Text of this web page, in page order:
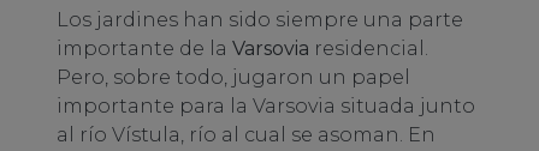
Los jardines han sido siempre una parte
importante de la Varsovia residencial.
Pero, sobre todo, jugaron un papel
importante para la Varsovia situada junto
al río Vístula, río al cual se asoman. En